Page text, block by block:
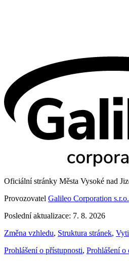
Oficiální stránky Města Vysoké nad
Provozovatel Galileo Corporation s.r.o.
Poslední aktualizace: 7. 8. 2026
Změna vzhledu, Struktura stránek,
Prohlášení o přístupnosti, Prohlášení o